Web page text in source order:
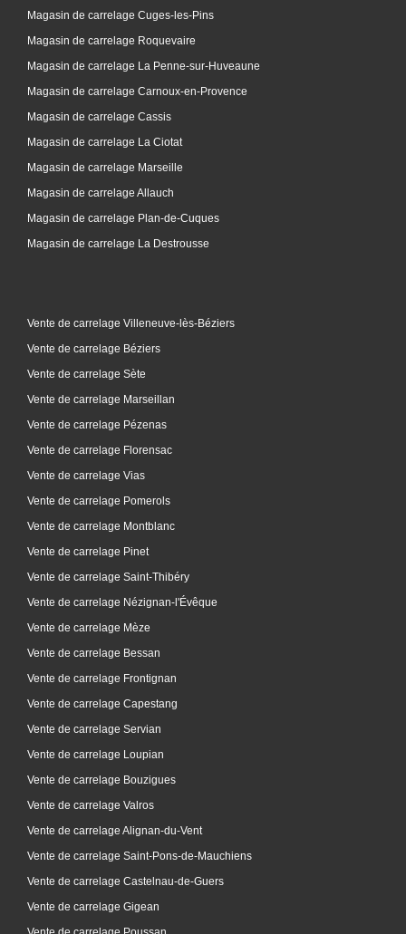
Magasin de carrelage Cuges-les-Pins
Magasin de carrelage Roquevaire
Magasin de carrelage La Penne-sur-Huveaune
Magasin de carrelage Carnoux-en-Provence
Magasin de carrelage Cassis
Magasin de carrelage La Ciotat
Magasin de carrelage Marseille
Magasin de carrelage Allauch
Magasin de carrelage Plan-de-Cuques
Magasin de carrelage La Destrousse
Vente de carrelage Villeneuve-lès-Béziers
Vente de carrelage Béziers
Vente de carrelage Sète
Vente de carrelage Marseillan
Vente de carrelage Pézenas
Vente de carrelage Florensac
Vente de carrelage Vias
Vente de carrelage Pomerols
Vente de carrelage Montblanc
Vente de carrelage Pinet
Vente de carrelage Saint-Thibéry
Vente de carrelage Nézignan-l'Évêque
Vente de carrelage Mèze
Vente de carrelage Bessan
Vente de carrelage Frontignan
Vente de carrelage Capestang
Vente de carrelage Servian
Vente de carrelage Loupian
Vente de carrelage Bouzigues
Vente de carrelage Valros
Vente de carrelage Alignan-du-Vent
Vente de carrelage Saint-Pons-de-Mauchiens
Vente de carrelage Castelnau-de-Guers
Vente de carrelage Gigean